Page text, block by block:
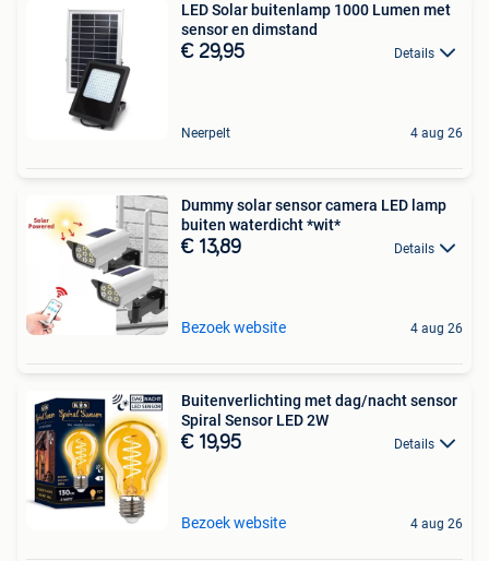
LED Solar buitenlamp 1000 Lumen met
sensor en dimstand
€ 29,95 Details
Neerpelt 4 aug 26
Dummy solar sensor camera LED lamp
buiten waterdicht *wit*
€ 13,89 Details
Bezoek website 4 aug 26
Buitenverlichting met dag/nacht sensor
Spiral Sensor LED 2W
€ 19,95 Details
Bezoek website 4 aug 26